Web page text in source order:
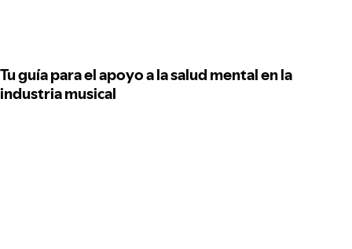
Tu guía para el apoyo a la salud mental en la
industria musical